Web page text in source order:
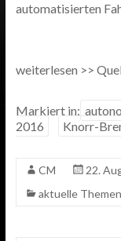
automatisierten
weiterlesen >>
Markiert in:
2016
Knorr-
CM
22.
aktuelle